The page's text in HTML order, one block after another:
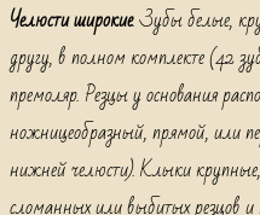
Челюсти широкие. Зубы белые,
другу, в полном комплекте (42
премоляр. Резцы у основания
ножницеобразный, прямой, или
нижней челюсти). Клыки